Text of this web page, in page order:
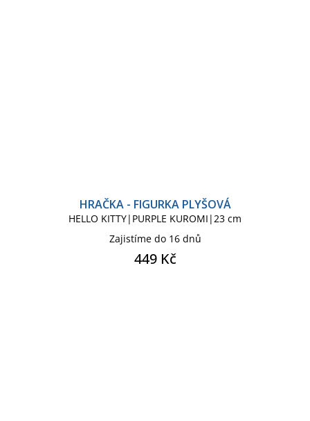
HRAČKA - FIGURKA PLYŠOVÁ
HELLO KITTY|PURPLE KUROMI|23 cm
Zajistíme do 16 dnů
449 Kč